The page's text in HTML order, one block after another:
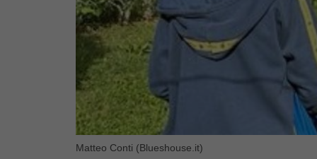
Matteo Conti (Blueshouse.it)